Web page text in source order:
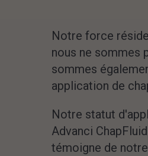
Notre force
nous ne sommes
sommes
application de
Notre statut
Advanci
témoigne de